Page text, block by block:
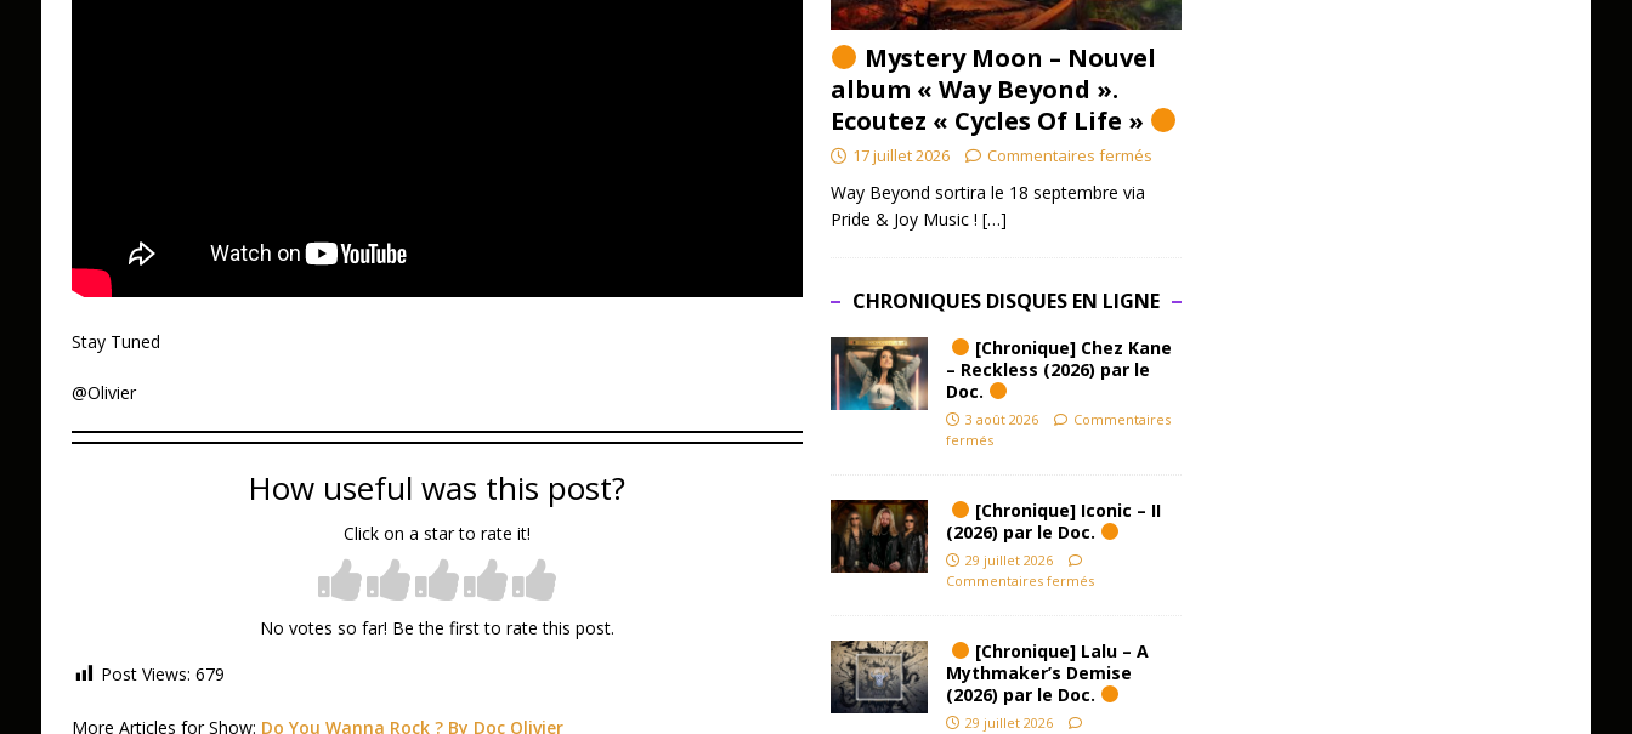
Stay Tuned
@Olivier
How useful was this post?
Click on a star to rate it!
No votes so far! Be the first to rate this post.
Post Views: 679
More Articles for Show: Do You Wanna Rock ? By Doc Olivier
Mystery Moon – Nouvel
album « Way Beyond ».
Ecoutez « Cycles Of Life »
17 juillet 2026 Commentaires fermés
Way Beyond sortira le 18 septembre via
Pride & Joy Music ! […]
CHRONIQUES DISQUES EN LIGNE
[Chronique] Chez Kane
– Reckless (2026) par le
Doc.
3 août 2026
Commentaires
fermés
[Chronique] Iconic – II
(2026) par le Doc.
29 juillet 2026
Commentaires fermés
[Chronique] Lalu – A
Mythmaker’s Demise
(2026) par le Doc.
29 juillet 2026